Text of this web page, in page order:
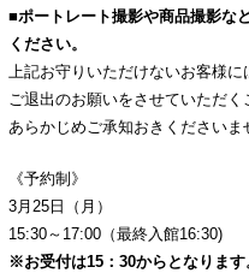
■ポートレート撮影や商品撮影な
ください。
上記お守りいただけないお客様に
ご退出のお願いをさせていただく
あらかじめご承知おきくださいま
《予約制》
3月25日（月）
15:30～17:00（最終入館16:30)
※お受付は15：30からとなりま